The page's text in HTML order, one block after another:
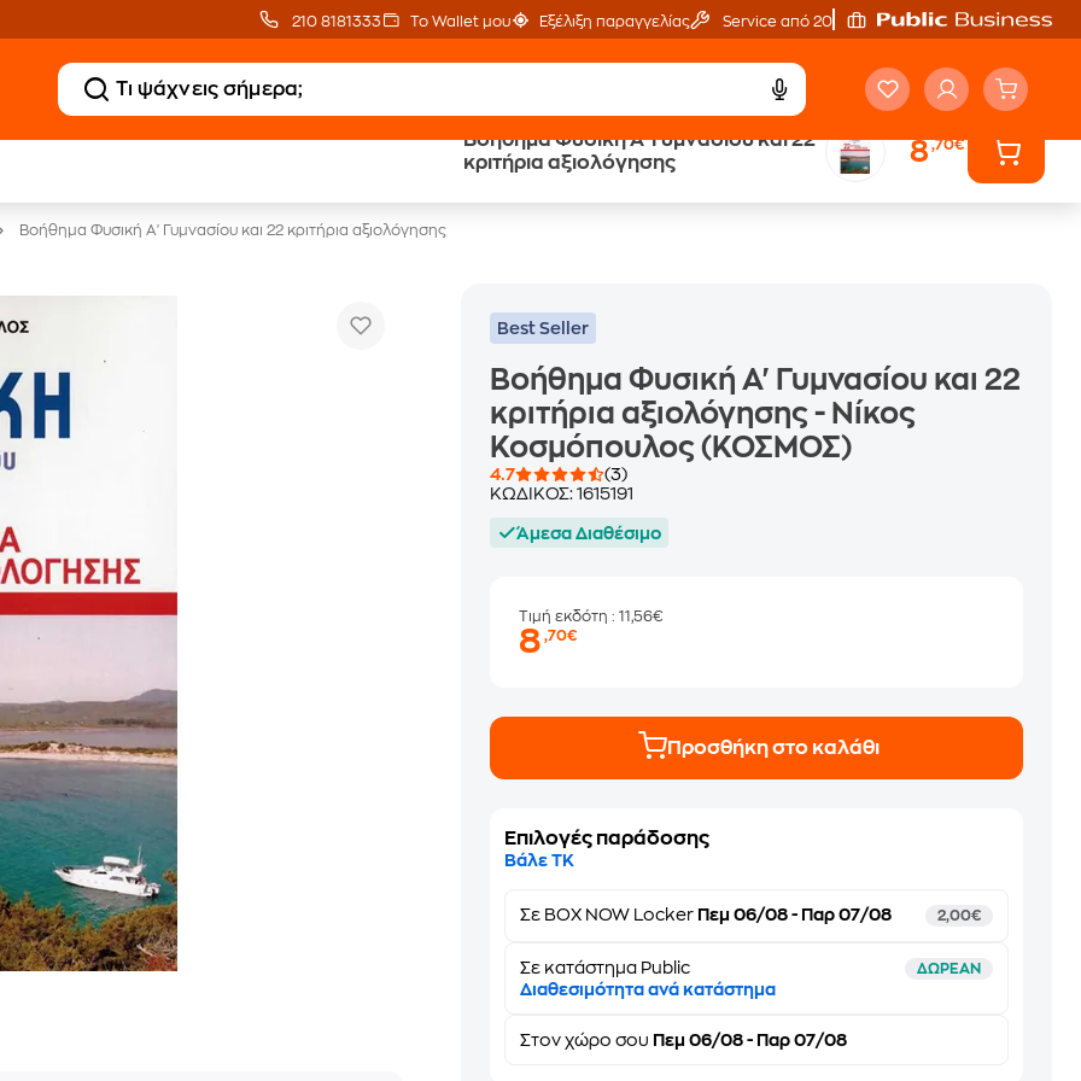
210 8181333 Το Wallet μου Εξέλιξη παραγγελίας Service από 20'
Βοήθημα Φυσική Α' Γυμνασίου και 22
κριτήρια αξιολόγησης
8,70€
Δωρεάν Μεταφορικά Έλα στον κόσμο
Βοήθημα Φυσική Α' Γυμνασίου και 22 κριτήρια αξιολόγησης
Best Seller
Βοήθημα Φυσική Α' Γυμνασίου και 22
κριτήρια αξιολόγησης - Νίκος
Κοσμόπουλος (ΚΟΣΜΟΣ)
4.7
(3)
ΚΩΔΙΚΟΣ:1615191
Άμεσα Διαθέσιμο
Τιμή εκδότη: 11,56€
8,70€
Προσθήκη στο καλάθι
Επιλογές παράδοσης
Βάλε ΤΚ
Σε BOX NOW Locker Πεμ 06/08 - Παρ 07/08 2,00€
Σε κατάστημα Public ΔΩΡΕΑΝ
Διαθεσιμότητα ανά κατάστημα
Στονχώρο σου Πεμ 06/08 - Παρ 07/08